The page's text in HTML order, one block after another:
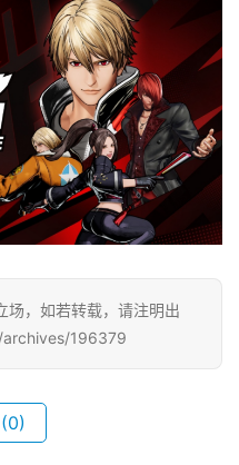
场，如若转载，请注明出
196379
(0)